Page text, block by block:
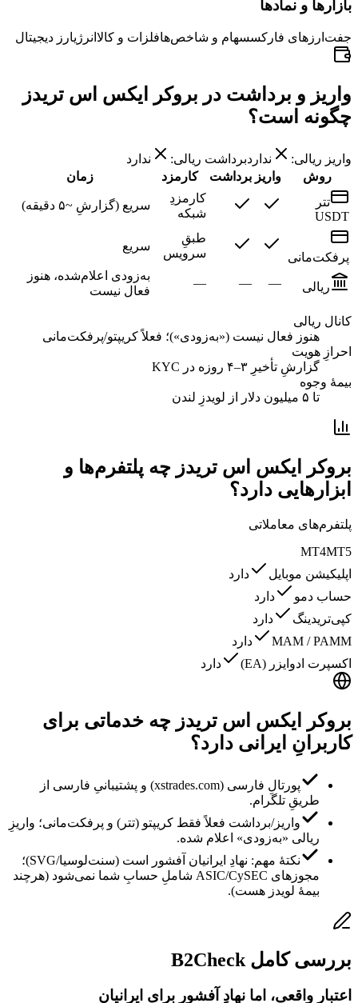
بازارها و نمادها
جفت‌ارزهای فارکسسهام و شاخص‌هافلزات و کالا انرژیارز دیجیتال
واریز و برداشت در بروکر ایکس اس تریدز
چگونه است؟
واریز ریالی: نداردبرداشت ریالی:
ندارد
روش
واریز برداشت کارمزد
زمان
تتر
USDT
کارمزدِ
شبکه
سریع (گزارشِ ~۵ دقیقه)
پرفکت‌مانی
طبقِ
سرویس
سریع
ریالی —
—
—
به‌زودی اعلام‌شده، هنوز
فعال نیست
کانال ریالی
هنوز فعال نیست («به‌زودی»)؛ فعلاً کریپتو/پرفکت‌مانی
احرازِ هویت
گزارشِ تأخیرِ ۳–۴ روزه در KYC
بیمهٔ وجوه
تا ۵ میلیون دلار از لویدزِ لندن
بروکر ایکس اس تریدز چه پلتفرم‌ها و
ابزارهایی دارد؟
پلتفرم‌های معاملاتی
MT4MT5
اپلیکیشن موبایل
دارد
حساب دمو
دارد
کپی‌تریدینگ
دارد
MAM / PAMM
دارد
اکسپرت ادوایزر (EA)
دارد
بروکر ایکس اس تریدز چه خدماتی برای
کاربرانِ ایرانی دارد؟
پورتالِ فارسی (xstrades.com) و پشتیبانیِ فارسی از
طریقِ تلگرام.
واریز/برداشت فعلاً فقط کریپتو (تتر) و پرفکت‌مانی؛ واریزِ
ریالی «به‌زودی» اعلام شده.
نکتهٔ مهم: نهادِ ایرانیان آفشور است (سنت‌لوسیا/SVG)؛
مجوزهای ASIC/CySEC شاملِ حسابِ شما نمی‌شود (هرچند
بیمهٔ لویدز هست).
بررسی کامل B2Check
اعتبارِ واقعی، اما نهادِ آفشور برای ایرانیان